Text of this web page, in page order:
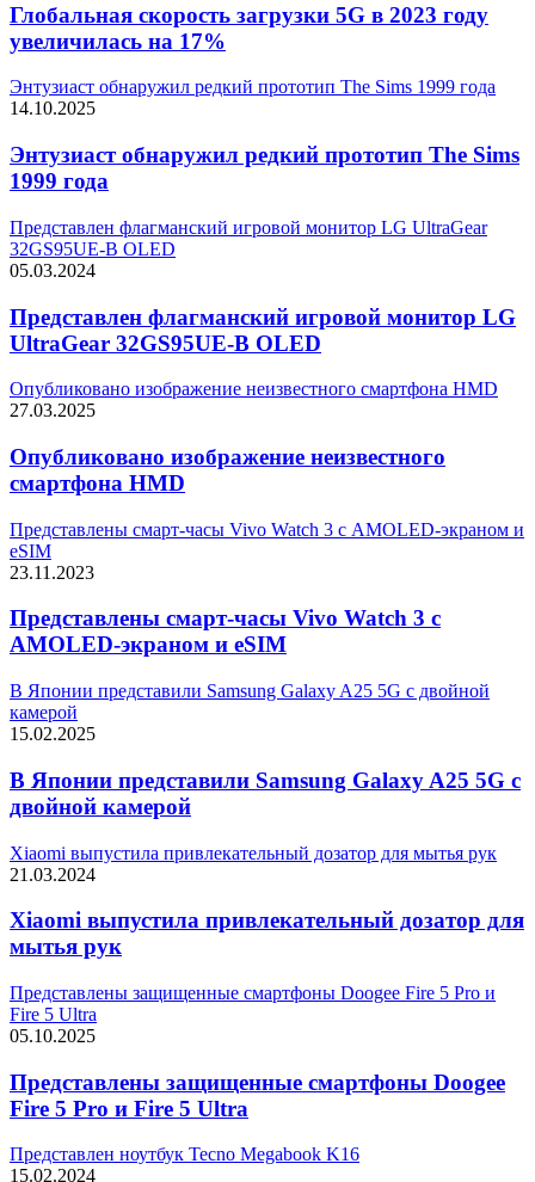
Глобальная скорость загрузки 5G в 2023 году
увеличилась на 17%
Энтузиаст обнаружил редкий прототип The Sims 1999 года
14.10.2025
Энтузиаст обнаружил редкий прототип The Sims
1999 года
Представлен флагманский игровой монитор LG UltraGear
32GS95UE-B OLED
05.03.2024
Представлен флагманский игровой монитор LG
UltraGear 32GS95UE-B OLED
Опубликовано изображение неизвестного смартфона HMD
27.03.2025
Опубликовано изображение неизвестного
смартфона HMD
Представлены смарт-часы Vivo Watch 3 с AMOLED-экраном и
eSIM
23.11.2023
Представлены смарт-часы Vivo Watch 3 с
AMOLED-экраном и eSIM
В Японии представили Samsung Galaxy A25 5G с двойной
камерой
15.02.2025
В Японии представили Samsung Galaxy A25 5G с
двойной камерой
Xiaomi выпустила привлекательный дозатор для мытья рук
21.03.2024
Xiaomi выпустила привлекательный дозатор для
мытья рук
Представлены защищенные смартфоны Doogee Fire 5 Pro и
Fire 5 Ultra
05.10.2025
Представлены защищенные смартфоны Doogee
Fire 5 Pro и Fire 5 Ultra
Представлен ноутбук Tecno Megabook K16
15.02.2024